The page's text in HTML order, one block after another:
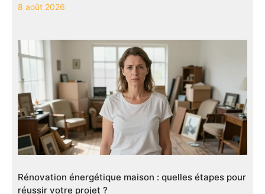
8 août 2026
Rénovation énergétique maison : quelles étapes pour
réussir votre projet ?